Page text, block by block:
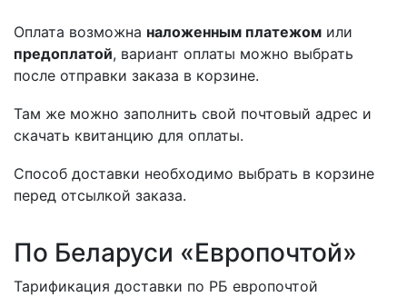
Оплата возможна наложенным платежом или
предоплатой, вариант оплаты можно выбрать
после отправки заказа в корзине.
Там же можно заполнить свой почтовый адрес и
скачать квитанцию для оплаты.
Способ доставки необходимо выбрать в корзине
перед отсылкой заказа.
По Беларуси «Европочтой»
Тарификация доставки по РБ европочтой